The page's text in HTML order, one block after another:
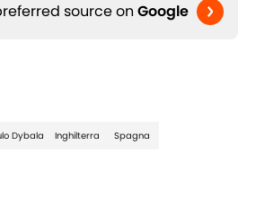
source on Google
Dybala Inghilterra Spagna